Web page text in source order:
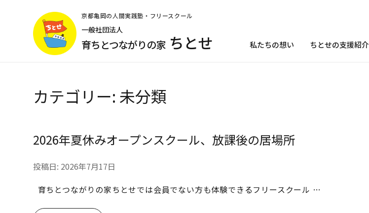
京都亀岡の人間実践塾・フリースクール
一般社団法人
育ちとつながりの家 ちとせ 私たちの想い ちとせの支援紹介
カテゴリー: 未分類
2026年夏休みオープンスクール、放課後の居場所
投稿日: 2026年7月17日
育ちとつながりの家ちとせでは会員でない方も体験できるフリースクール …